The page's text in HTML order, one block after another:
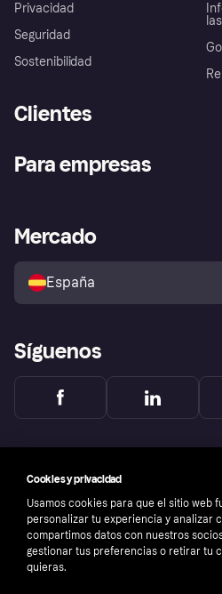
Privacidad
Seguridad
Sostenibilidad
Clientes
Inicio de sesión
Directorio de tiendas
Política de protección al
comprador de Klarna
Reclamaciones
Para empresas
Acceso empresas
Mercado
España
Síguenos
Cookies y privacidad
Usamos cookies para que el sitio web
personalizar tu experiencia y analizar
compartimos datos con nuestros
gestionar tus preferencias o retirar tu
quieras.